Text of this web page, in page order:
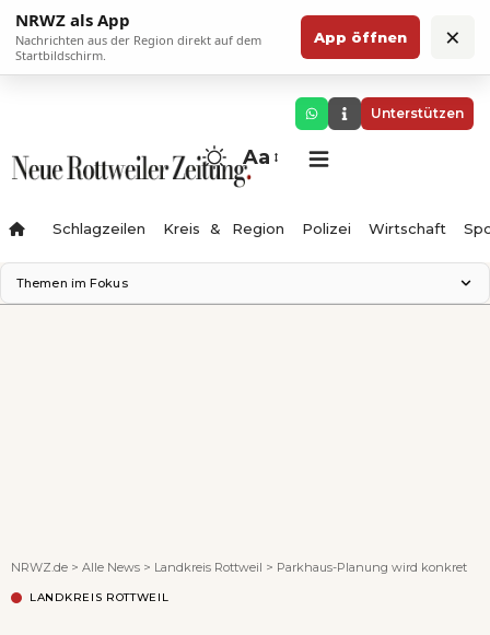
NRWZ als App
Nachrichten aus der Region direkt auf dem
Startbildschirm.
App öffnen ×
Unterstützen
Aa
Schlagzeilen Kreis & Region Polizei Wirtschaft
Themen im Fokus
NRWZ.de > Alle News > Landkreis Rottweil > Parkhaus-Planung wird konkret
LANDKREIS ROTTWEIL